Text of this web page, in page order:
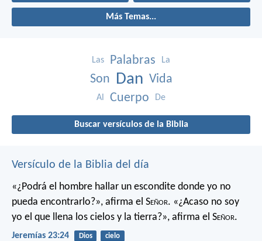
Más Temas...
Las Palabras La
Son Dan Vida
Al Cuerpo De
Buscar versículos de la Biblia
Versículo de la Biblia del día
«¿Podrá el hombre hallar un escondite donde yo no
pueda encontrarlo?», afirma el Señor. «¿Acaso no soy
yo el que llena los cielos y la tierra?», afirma el Señor.
Jeremías 23:24 Dios cielo